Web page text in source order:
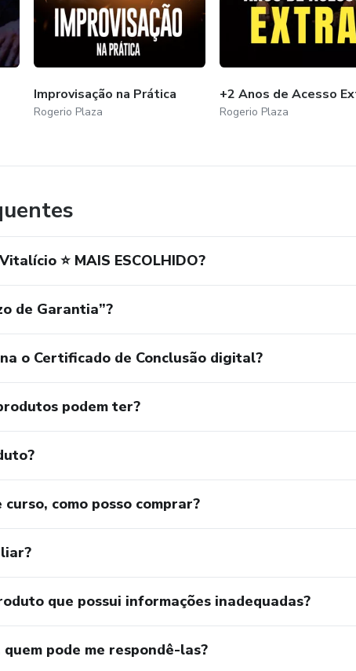
Improvisação na Prática
Rogerio Plaza
+2 Anos de Acesso
Rogerio Plaza
⭐ MAIS ESCOLHIDO?
de Garantia”?
o Certificado de Conclusão digital?
podem ter?
como posso comprar?
que possui informações inadequadas?
pode me respondê-las?